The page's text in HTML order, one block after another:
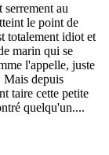
au
le point de
totalement idiot et
marin qui se
l'appelle, juste
Mais depuis
taire cette petite
quelqu'un....